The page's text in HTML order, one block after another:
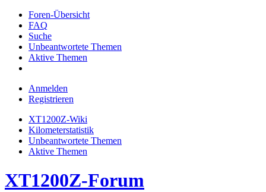
Foren-Übersicht
FAQ
Suche
Unbeantwortete Themen
Aktive Themen
Anmelden
Registrieren
XT1200Z-Wiki
Kilometerstatistik
Unbeantwortete Themen
Aktive Themen
XT1200Z-Forum